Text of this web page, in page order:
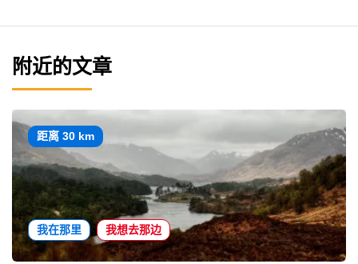
附近的文章
距离 30 km
我在那里 我想去那边